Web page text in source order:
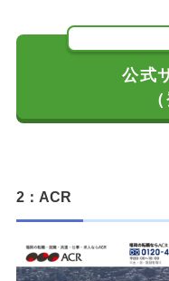
公式
2：ACR